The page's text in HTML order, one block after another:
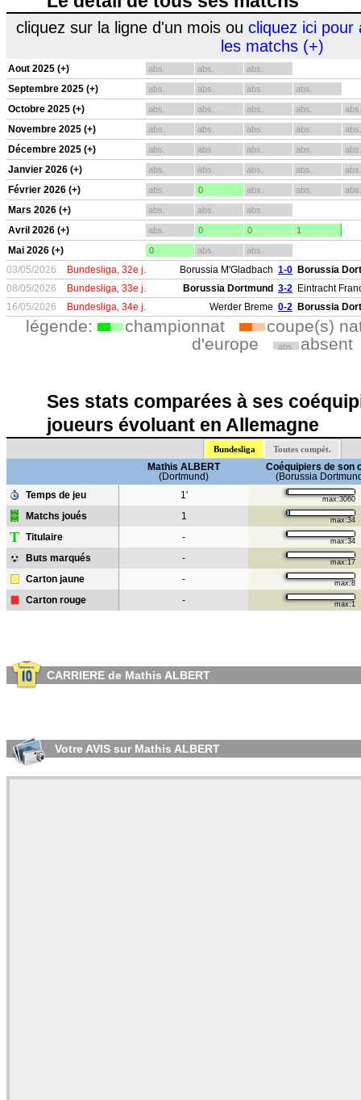
cliquez sur la ligne d'un mois ou cliquez ici pour
les matchs (+)
Aout 2025 (+) abs. abs. abs.
Septembre 2025 (+) abs. abs. abs. abs.
Octobre 2025 (+) abs. abs. abs. abs. abs.
Novembre 2025 (+) abs. abs. abs. abs. abs.
Décembre 2025 (+) abs. abs. abs. abs. abs.
Janvier 2026 (+) abs. abs. abs. abs. abs.
Février 2026 (+) abs. 0 abs. abs. abs.
Mars 2026 (+) abs. abs. abs.
Avril 2026 (+) abs. 0 0 1
Mai 2026 (+) 0 abs. abs.
03/05/2026 Bundesliga, 32e j. Borussia M'Gladbach 1-0 Borussia
08/05/2026
Bundesliga, 33e j. Borussia Dortmund 3-2 Eintracht
16/05/2026
Bundesliga, 34e j. Werder Breme 0-2 Borussia
légende: championnat
coupe(s)
d'europe
abs. absent
Ses stats comparées à ses
joueurs évoluant en Allemagne
Bundesliga Toutes compét.
Mathis ALBERT
(Dortmund)
Coéquipiers de son
(Borussia
Temps de jeu
1' max:3060
Matchs joués 1 max:34
T Titulaire - max:34
Buts marqués - max:17
Carton jaune - max:8
Carton rouge - max:1
CARRIERE de Mathis ALBERT
Votre AVIS sur Mathis ALBERT